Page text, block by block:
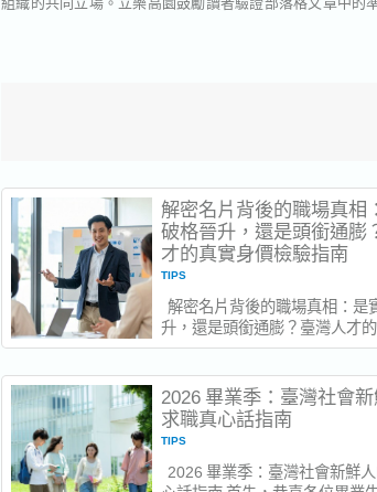
解密名片背後的職場真相
破格晉升，還是頭銜通膨
才的真實身價檢驗指南
TIPS
解密名片背後的職場真相：是
升，還是頭銜通膨？臺灣人才的
檢驗指南 設想一下：你在六個
2026 畢業季：臺灣社會
求職真心話指南
TIPS
2026 畢業季：臺灣社會新鮮